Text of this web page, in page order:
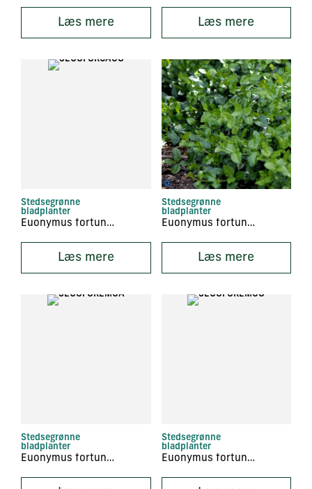
Læs mere Læs mere
Stedsegrønne
bladplanter
Euonymus fortunei ‘Canadale Gold’
Læs mere
Stedsegrønne
bladplanter
Euonymus fortunei ‘Coloratus’
Læs mere
Stedsegrønne
bladplanter
Euonymus fortunei ‘Emerald Gaiety’
Stedsegrønne
bladplanter
Euonymus fortunei ‘Emerald Gold’